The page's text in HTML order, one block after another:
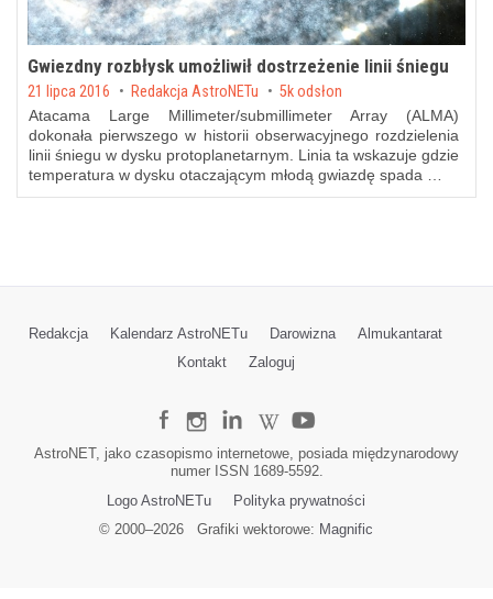
Gwiezdny rozbłysk umożliwił dostrzeżenie linii śniegu
Posted on
21 lipca 2016 byRedakcja AstroNETu 5k odsłon
Atacama Large Millimeter/submillimeter Array (ALMA)
dokonała pierwszego w historii obserwacyjnego rozdzielenia
linii śniegu w dysku protoplanetarnym. Linia ta wskazuje gdzie
temperatura w dysku otaczającym młodą gwiazdę spada …
Redakcja Kalendarz AstroNETu Darowizna
Almukantarat
Kontakt
Zaloguj
AstroNET, jako czasopismo internetowe, posiada międzynarodowy
numer ISSN 1689-5592.
Logo AstroNETu
Polityka prywatności
© 2000–2026Grafiki wektorowe: Magnific